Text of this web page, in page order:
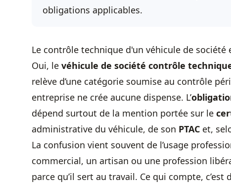
obligations applicables.
Le contrôle technique d'un véhicule de société
Oui, le véhicule de société contrôle
relève d’une catégorie soumise au contrôle
entreprise ne crée aucune dispense. L’
dépend surtout de la mention portée sur le
administrative du véhicule, de son PTAC et,
La confusion vient souvent de l’usage
commercial, un artisan ou une profession
parce qu’il sert au travail. Ce qui compte, c’est